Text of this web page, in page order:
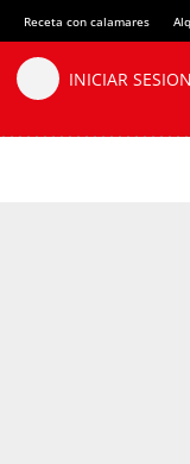
Receta con calamares